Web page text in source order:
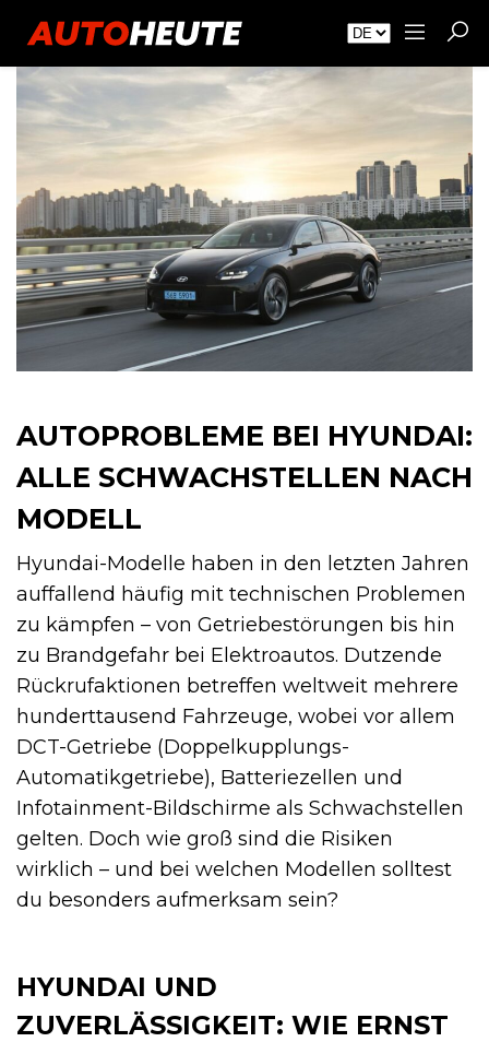
AUTOPROBLEME BEI HYUNDAI:
ALLE SCHWACHSTELLEN NACH
MODELL
Hyundai-Modelle haben in den letzten Jahren
auffallend häufig mit technischen Problemen
zu kämpfen – von Getriebestörungen bis hin
zu Brandgefahr bei Elektroautos. Dutzende
Rückrufaktionen betreffen weltweit mehrere
hunderttausend Fahrzeuge, wobei vor allem
DCT-Getriebe (Doppelkupplungs-
Automatikgetriebe), Batteriezellen und
Infotainment-Bildschirme als Schwachstellen
gelten. Doch wie groß sind die Risiken
wirklich – und bei welchen Modellen solltest
du besonders aufmerksam sein?
HYUNDAI UND
ZUVERLÄSSIGKEIT: WIE ERNST